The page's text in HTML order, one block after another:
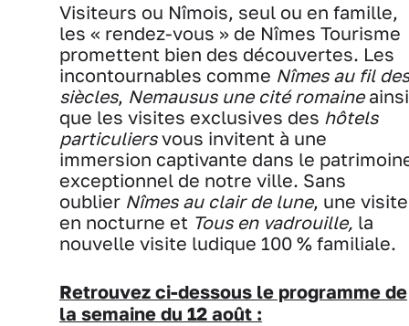
Visiteurs ou Nîmois, seul ou en famille,
les « rendez-vous » de Nîmes Tourisme
promettent bien des découvertes. Les
incontournables comme Nîmes au fil des
siècles, Nemausus une cité romaineainsi
que les visites exclusives des hôtels
particuliersvous invitent à une
immersion captivante dans le
exceptionnel de notre ville. Sans
oublier Nîmes au clair de lune, une visite
en nocturne et Tous en vadrouille, la
nouvelle visite ludique 100 % familiale.
Retrouvez ci-dessous le programme de
la semaine du 12 août :